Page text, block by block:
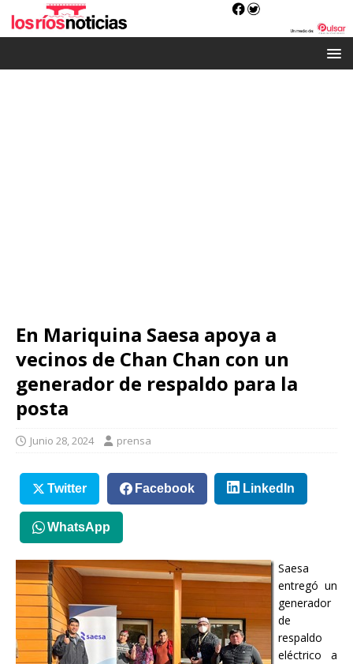
En Mariquina Saesa apoya a
vecinos de Chan Chan con un
generador de respaldo para la
posta
Junio 28, 2024 prensa
Twitter Facebook LinkedIn
WhatsApp
Saesa
entregó un
generador
de
respaldo
eléctrico a